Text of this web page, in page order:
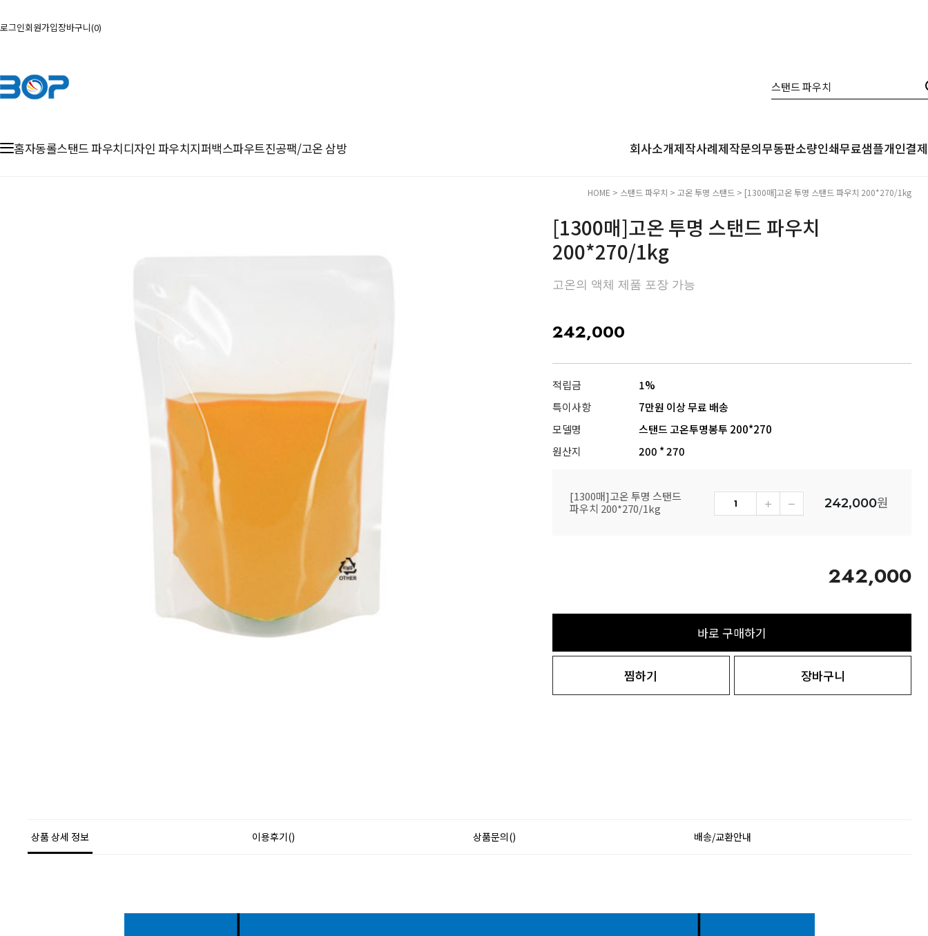
로그인회원가입장바구니 0
홈자동롤스탠드 파우치디자인 파우치지퍼백스파우트진공팩/고온 삼방 회사소개제작사례제작문의무동판소량인쇄무료샘플개인결
HOME > 스탠드 파우치 > 고온 투명 스탠드 > [1300매]고온 투명 스탠드 파우치 200*270/1kg
[1300매]고온 투명 스탠드 파우치
200*270/1kg
고온의 액체 제품 포장 가능
242,000
적립금
1%
특이사항
7만원 이상 무료 배송
모델명
스탠드 고온투명봉투 200*270
원산지
200 * 270
[1300매]고온 투명 스탠드
파우치 200*270/1kg
242,000원
242,000
바로 구매하기
찜하기 장바구니
상품 상세 정보 이용후기() 상품문의() 배송/교환안내